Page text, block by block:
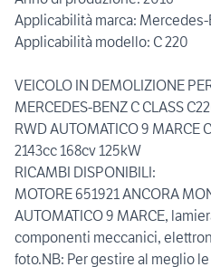
Applicabilità marca:
Applicabilità modello: C 220
VEICOLO IN DEMOLIZIONE
MERCEDES-BENZ C CLASS
RWD AUTOMATICO 9 MARCE
2143cc 168cv 125kW
RICAMBI DISPONIBILI:
MOTORE 651921 ANCORA
AUTOMATICO 9 MARCE,
componenti meccanici,
foto.NB: Per gestire al meglio